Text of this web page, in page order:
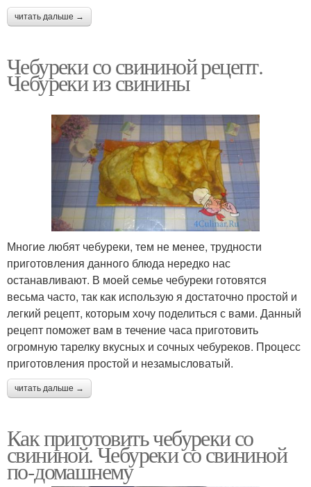
читать дальше →
Чебуреки со свининой рецепт.
Чебуреки из свинины
Многие любят чебуреки, тем не менее, трудности
приготовления данного блюда нередко нас
останавливают. В моей семье чебуреки готовятся
весьма часто, так как использую я достаточно простой и
легкий рецепт, которым хочу поделиться с вами. Данный
рецепт поможет вам в течение часа приготовить
огромную тарелку вкусных и сочных чебуреков. Процесс
приготовления простой и незамысловатый.
читать дальше →
Как приготовить чебуреки со
свининой. Чебуреки со свининой
по-домашнему